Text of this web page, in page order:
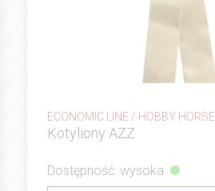
ECONOMIC LINE / HOBBY HORSE
Kotyliony AZZ
Dostępność: wysoka